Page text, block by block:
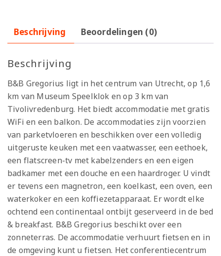
Beschrijving Beoordelingen (0)
Beschrijving
B&B Gregorius ligt in het centrum van Utrecht, op 1,6
km van Museum Speelklok en op 3 km van
Tivolivredenburg. Het biedt accommodatie met gratis
WiFi en een balkon. De accommodaties zijn voorzien
van parketvloeren en beschikken over een volledig
uitgeruste keuken met een vaatwasser, een eethoek,
een flatscreen-tv met kabelzenders en een eigen
badkamer met een douche en een haardroger. U vindt
er tevens een magnetron, een koelkast, een oven, een
waterkoker en een koffiezetapparaat. Er wordt elke
ochtend een continentaal ontbijt geserveerd in de bed
& breakfast. B&B Gregorius beschikt over een
zonneterras. De accommodatie verhuurt fietsen en in
de omgeving kunt u fietsen. Het conferentiecentrum